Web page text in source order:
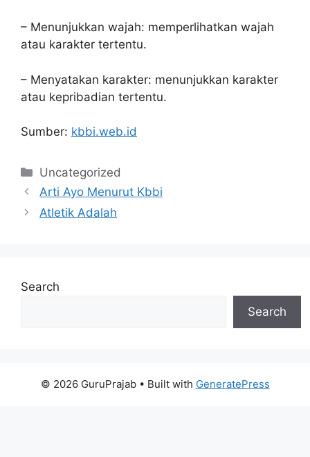
– Menunjukkan wajah: memperlihatkan wajah
atau karakter tertentu.
– Menyatakan karakter: menunjukkan karakter
atau kepribadian tertentu.
Sumber: kbbi.web.id
Categories
Uncategorized
Arti Ayo Menurut Kbbi
Atletik Adalah
Search
Search
© 2026 GuruPrajab• Built with GeneratePress